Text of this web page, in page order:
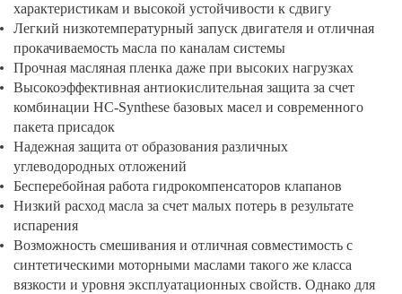
характеристикам и высокой устойчивости к сдвигу
Легкий низкотемпературный запуск двигателя и отличная
прокачиваемость масла по каналам системы
Прочная масляная пленка даже при высоких нагрузках
Высокоэффективная антиокислительная защита за счет
комбинации HC-Synthese базовых масел и современного
пакета присадок
Надежная защита от образования различных
углеводородных отложений
Бесперебойная работа гидрокомпенсаторов клапанов
Низкий расход масла за счет малых потерь в результате
испарения
Возможность смешивания и отличная совместимость с
синтетическими моторными маслами такого же класса
вязкости и уровня эксплуатационных свойств. Однако для